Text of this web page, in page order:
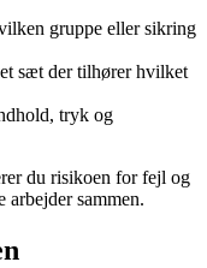
gruppe eller sikring
sæt der tilhører hvilket
tryk og
du risikoen for fejl og
sammen.